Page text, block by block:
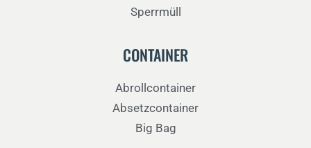
Sperrmüll
CONTAINER
Abrollcontainer
Absetzcontainer
Big Bag